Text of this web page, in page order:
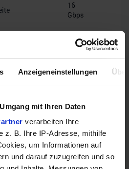
Anzeigeneinstellungen
mit Ihren Daten
verarbeiten Ihre
z. B. Ihre IP-Adresse, mithilfe
um Informationen auf
und darauf zuzugreifen und so
16
Gbps
–
4x
DisplayPort
1.4a